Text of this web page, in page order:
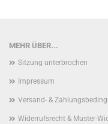
MEHR ÜBER...
Sitzung unterbrochen
Impressum
Versand- &
Widerrufsrecht & Muster-